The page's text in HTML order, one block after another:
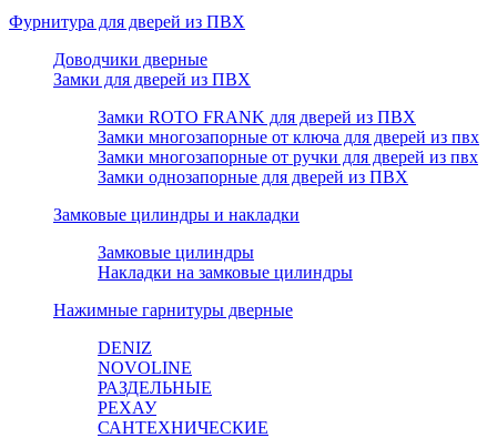
Фурнитура для дверей из ПВХ
Доводчики дверные
Замки для дверей из ПВХ
Замки ROTO FRANK для дверей из ПВХ
Замки многозапорные от ключа для дверей из пвх
Замки многозапорные от ручки для дверей из пвх
Замки однозапорные для дверей из ПВХ
Замковые цилиндры и накладки
Замковые цилиндры
Накладки на замковые цилиндры
Нажимные гарнитуры дверные
DENIZ
NOVOLINE
РАЗДЕЛЬНЫЕ
РЕХАУ
САНТЕХНИЧЕСКИЕ